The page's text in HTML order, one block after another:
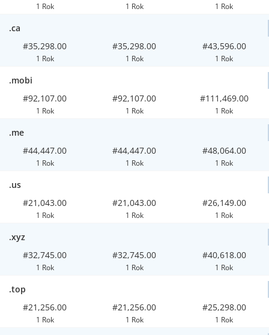
1 Rok 1 Rok 1 Rok
.ca
#35,298.00
1 Rok
#35,298.00
1 Rok
#43,596.00
1 Rok
.mobi
#92,107.00
1 Rok
#92,107.00
1 Rok
#111,469.00
1 Rok
.me
#44,447.00
1 Rok
#44,447.00
1 Rok
#48,064.00
1 Rok
.us
#21,043.00
1 Rok
#21,043.00
1 Rok
#26,149.00
1 Rok
.xyz
#32,745.00
1 Rok
#32,745.00
1 Rok
#40,618.00
1 Rok
.top
#21,256.00
1 Rok
#21,256.00
1 Rok
#25,298.00
1 Rok